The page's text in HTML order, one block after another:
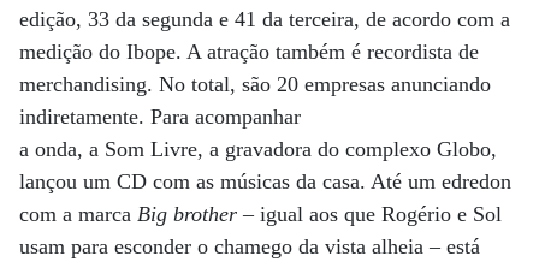
edição, 33 da segunda e 41 da terceira, de acordo com a
medição do Ibope. A atração também é recordista de
merchandising. No total, são 20 empresas anunciando
indiretamente. Para acompanhar
a onda, a Som Livre, a gravadora do complexo Globo,
lançou um CD com as músicas da casa. Até um edredon
com a marca Big brother – igual aos que Rogério e Sol
usam para esconder o chamego da vista alheia – está